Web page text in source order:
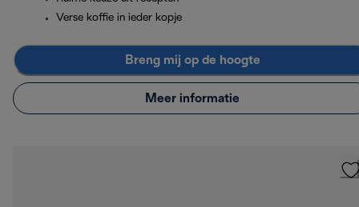
Verse koffie in ieder kopje
Breng mij op de hoogte
Meer informatie